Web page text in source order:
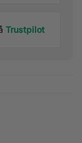
Trustpilot